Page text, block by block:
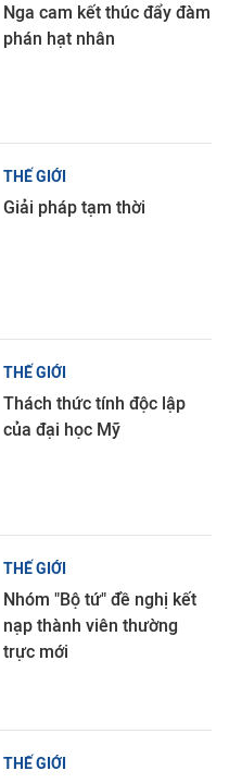
Nga cam kết thúc đẩy đàm
phán hạt nhân
THẾ GIỚI
Giải pháp tạm thời
THẾ GIỚI
Thách thức tính độc lập
của đại học Mỹ
THẾ GIỚI
Nhóm "Bộ tứ" đề nghị kết
nạp thành viên thường
trực mới
THẾ GIỚI